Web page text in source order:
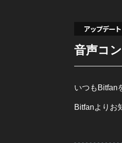
アップデート
音声コ
いつもBitfan
Bitfanよりお